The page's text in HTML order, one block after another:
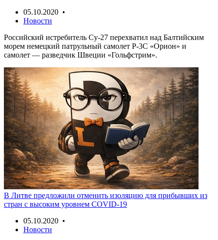
05.10.2020 •
Новости
Российский истребитель Су-27 перехватил над Балтийским
морем немецкий патрульный самолет Р-3С «Орион» и
самолет — разведчик Швеции «Гольфстрим».
В Литве предложили отменить изоляцию для прибывших из
стран с высоким уровнем COVID-19
05.10.2020 •
Новости